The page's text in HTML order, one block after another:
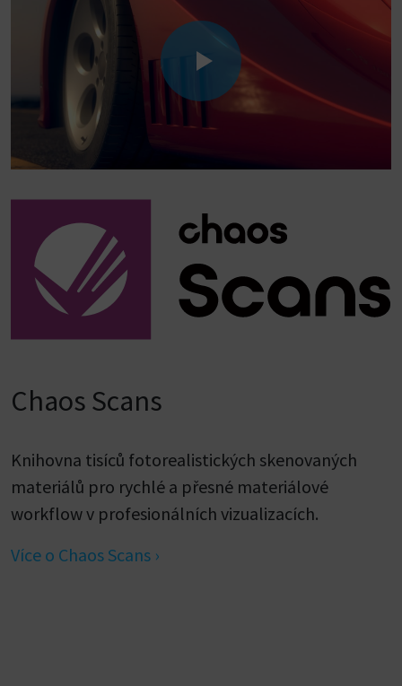
Chaos Scans
Knihovna tisíců fotorealistických skenovaných
materiálů pro rychlé a přesné materiálové
workflow v profesionálních vizualizacích.
Více o Chaos Scans ›